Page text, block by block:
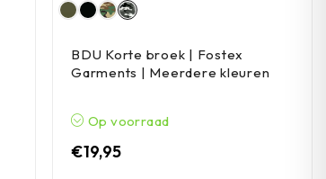
BDU Korte broek | Fostex
Garments | Meerdere kleuren
Op voorraad
€19,95